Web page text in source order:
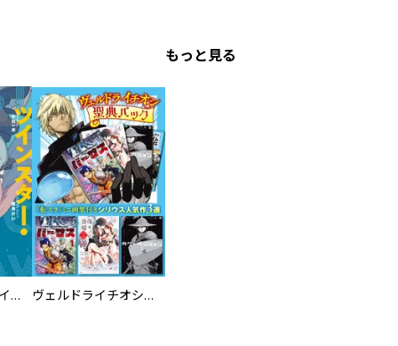
もっと見る
ツインスター・サイクロン・ランナウェイ ヴェルドライチオシ聖典パック 『転スラ』ミニ画集付き シリウス人気作３選